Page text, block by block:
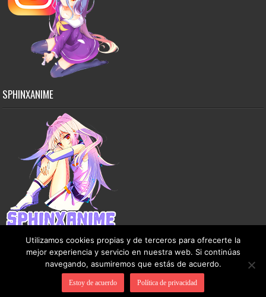
SPHINXANIME
Copyright © 2015-2026 SphinxAnime - Este sitio no almacena ningún archivo en sus
servidores, solo comparte contenido de dominio público de manera gratuita.
Utilizamos cookies propias y de terceros para ofrecerte la
mejor experiencia y servicio en nuestra web. Si continúas
navegando, asumiremos que estás de acuerdo.
Estoy de acuerdo Política de privacidad